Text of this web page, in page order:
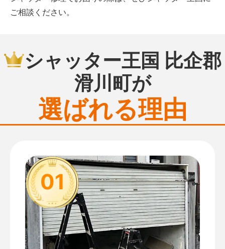
ご相談ください。
シャッター王国 比企郡
滑川町が
選ばれる理由
01